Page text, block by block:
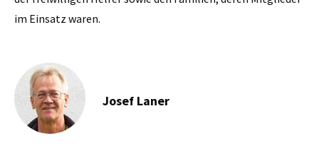
im Einsatz waren.
Josef Laner